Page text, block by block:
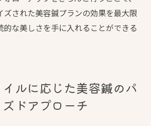
ズされた美容鍼プランの効果を最大限
的な美しさを手に入れることができる
ルに応じた美容鍼のパ
ドアプローチ